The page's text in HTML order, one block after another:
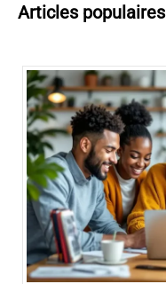
Articles populaires